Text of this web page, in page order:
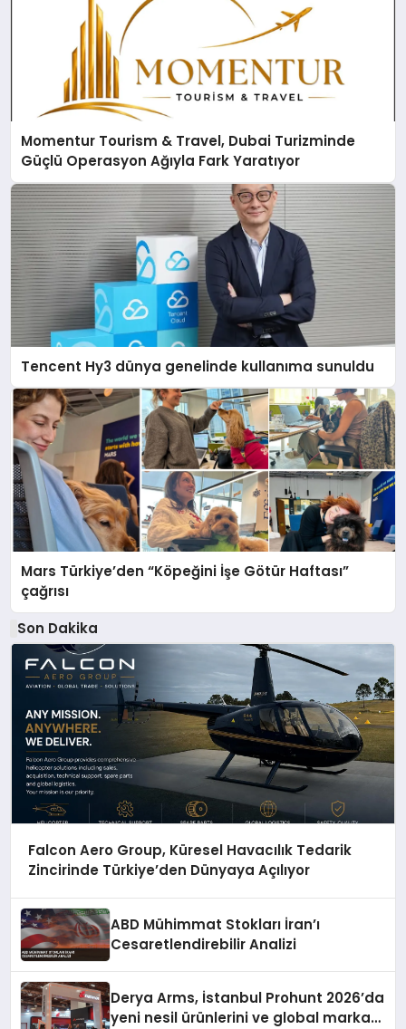
Momentur Tourism & Travel, Dubai Turizminde
Güçlü Operasyon Ağıyla Fark Yaratıyor
Tencent Hy3 dünya genelinde kullanıma sunuldu
Mars Türkiye’den “Köpeğini İşe Götür Haftası”
çağrısı
Son Dakika
Falcon Aero Group, Küresel Havacılık Tedarik
Zincirinde Türkiye’den Dünyaya Açılıyor
ABD Mühimmat Stokları İran’ı
Cesaretlendirebilir Analizi
Derya Arms, İstanbul Prohunt 2026’da
yeni nesil ürünlerini ve global marka